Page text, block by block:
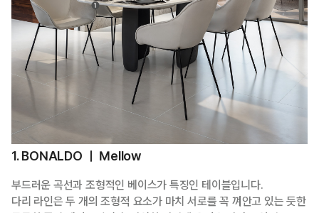
1. BONALDO ㅣ Mellow
부드러운 곡선과 조형적인 베이스가 특징인 테이블입니다.
다리 라인은 두 개의 조형적 요소가 마치 서로를 꼭 껴안고 있는 듯한